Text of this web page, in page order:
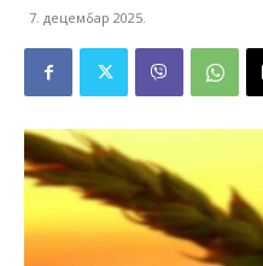
7. децембар 2025.